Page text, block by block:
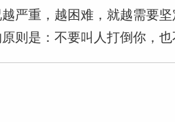
严重，越困难，就越需要
则是：不要叫人打倒你，